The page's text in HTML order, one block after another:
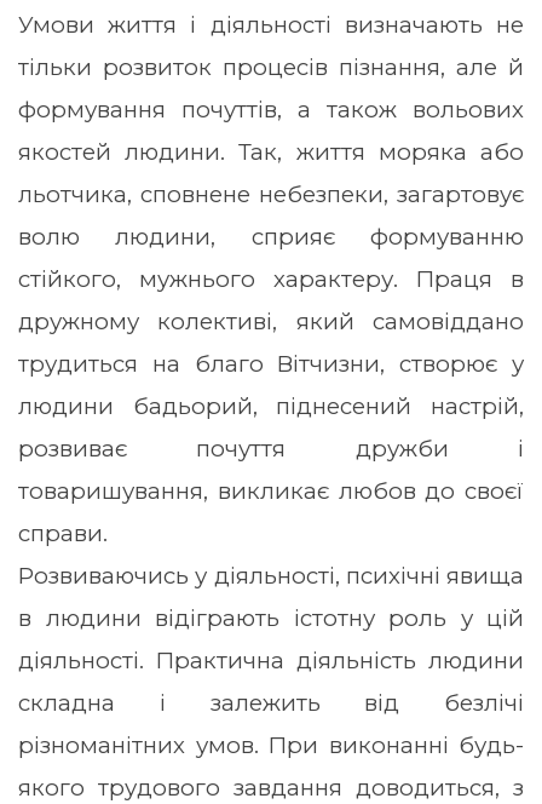
Умови життя і діяльності визначають не
тільки розвиток процесів пізнання, але й
формування почуттів, а також вольових
якостей людини. Так, життя моряка або
льотчика, сповнене небезпеки, загартовує
волю людини, сприяє формуванню
стійкого, мужнього характеру. Праця в
дружному колективі, який самовіддано
трудиться на благо Вітчизни, створює у
людини бадьорий, піднесений настрій,
розвиває почуття дружби і
товаришування, викликає любов до своєї
справи.
Розвиваючись у діяльності, психічні явища
в людини відіграють істотну роль у цій
діяльності. Практична діяльність людини
складна і залежить від безлічі
різноманітних умов. При виконанні будь-
якого трудового завдання доводиться, з